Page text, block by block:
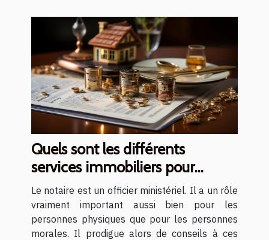
Quels sont les différents
services immobiliers pour
lesquels il est judicieux de
recourir à un notaire ?
Le notaire est un officier ministériel. Il a un rôle
vraiment important aussi bien pour les
personnes physiques que pour les personnes
morales. Il prodigue alors de conseils à ces